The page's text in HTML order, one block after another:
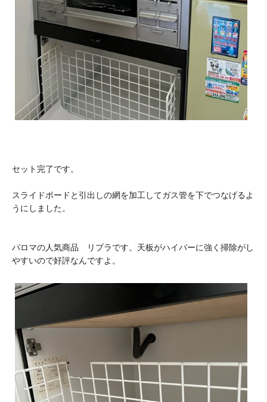
セット完了です。
スライドボードと引出しの網を加工してガス管を下でつなげるよ
うにしました。
パロマの人気商品 リプラです。天板がハイパーに強く掃除がし
やすいので好評なんですよ。